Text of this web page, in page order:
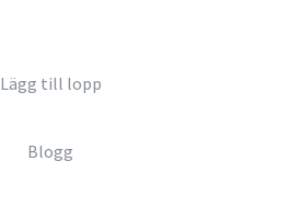
Lägg till lopp
Blogg